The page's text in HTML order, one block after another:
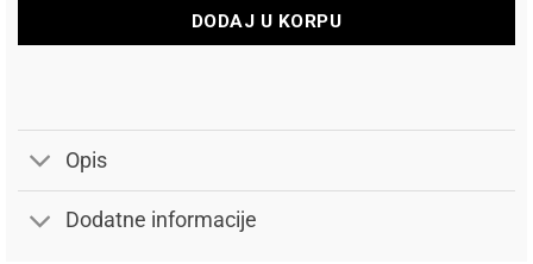
DODAJ U KORPU
Opis
Dodatne informacije